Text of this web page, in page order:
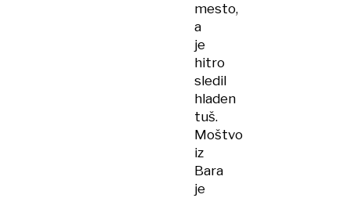
mesto,
a
je
hitro
sledil
hladen
tuš.
Moštvo
iz
Bara
je